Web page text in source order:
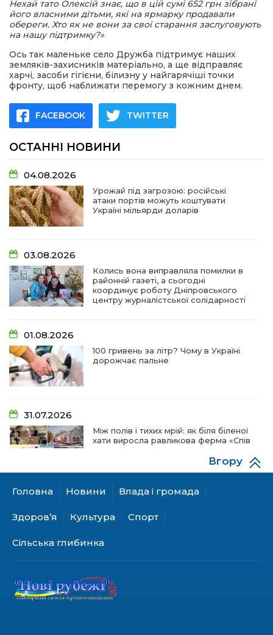
Нехай тато Олексій знає, що в цій сумі 652 грн зібрані
його власними дітьми, які на ярмарку продавали
обереги. Хто як не вони за свої старання заслуговують
на нашу підтримку?»
Ось так маленьке село Дружба підтримує наших
земляків-захисників матеріально, а ще відправляє
харчі, засоби гігієни, білизну у найгарячіші точки
фронту, щоб наближати перемогу з кожним днем.
FACEBOOK TWITTER
ОСТАННІ НОВИНИ
04.08.2026
Урожай під загрозою: російські
атаки портів можуть коштувати
Україні мільярди доларів
03.08.2026
Колись вона виправляла помилки в
районній газеті, а сьогодні
координує роботу Дніпровського
центру журналістської солідарності
01.08.2026
100 гривень за літр? Чому в Україні
дорожчає пальне
31.07.2026
Між полів і тихих мрій: як біля біленої
хати виросла равликова ферма «Спів
28.07.2026
ветерани разом створюють
Куди звернутися мешканцям
Криничанської громади за
Головна Новини Влада і громада
Здоров’я Культура Спорт
Сільська глибинка
Вгору